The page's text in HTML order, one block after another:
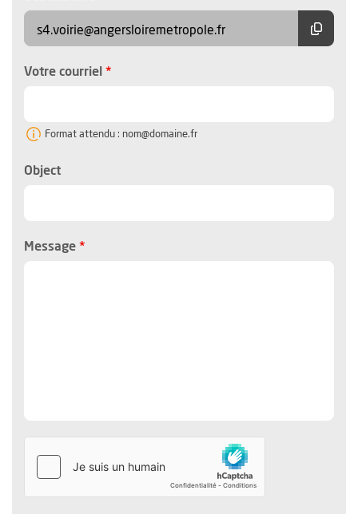
s4.voirie@angersloiremetropole.fr
Votre courriel, champ obligatoire
Format attendu : nom@domaine.fr
Object
Message, champ obligatoire